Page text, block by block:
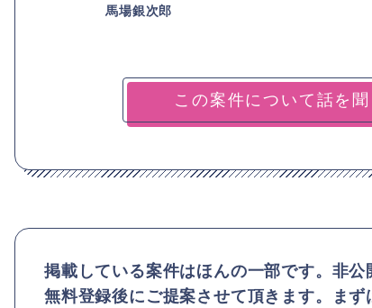
馬場銀次郎
掲載している案件はほんの一部です。非公
無料登録後にご提案させて頂きます。まず